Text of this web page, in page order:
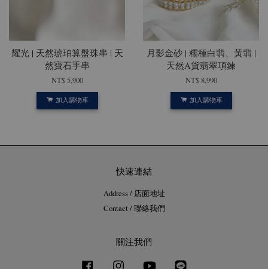
耀光 | 天然琥珀算盤珠串 | 天
然寶石手串
NT$ 5,900
加入購物車
月影金砂 | 糯種白翡、黃翡 |
天然A貨翡翠項鍊
NT$ 8,990
加入購物車
快速連結
Address / 店面地址
Contact / 聯絡我們
關注我們
Facebook Instagram YouTube